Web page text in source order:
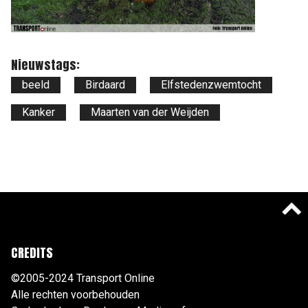
Nieuwstags:
beeld Birdaard Elfstedenzwemtocht
Kanker Maarten van der Weijden
CREDITS
©2005-2024 Transport Online
Alle rechten voorbehouden